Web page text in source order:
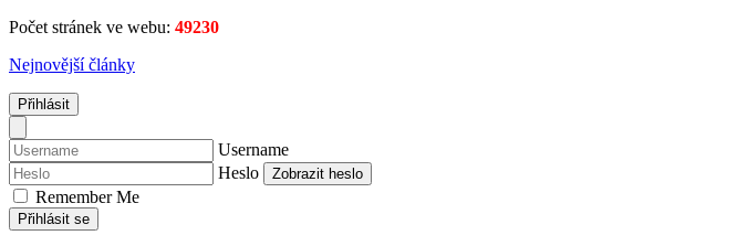
Počet stránek ve webu: 49230
Nejnovější články
Přihlásit
Username
Heslo
Zobrazit heslo
Remember Me
Přihlásit se